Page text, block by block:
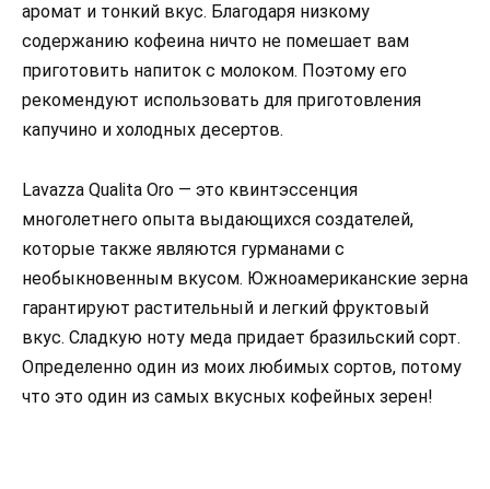
аромат и тонкий вкус. Благодаря низкому
содержанию кофеина ничто не помешает вам
приготовить напиток с молоком. Поэтому его
рекомендуют использовать для приготовления
капучино и холодных десертов.
Lavazza Qualita Oro — это квинтэссенция
многолетнего опыта выдающихся создателей,
которые также являются гурманами с
необыкновенным вкусом. Южноамериканские зерна
гарантируют растительный и легкий фруктовый
вкус. Сладкую ноту меда придает бразильский сорт.
Определенно один из моих любимых сортов, потому
что это один из самых вкусных кофейных зерен!